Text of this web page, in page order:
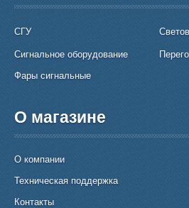
СГУ
Сигнальное оборудование
Фары сигнальные
О магазине
О компании
Техническая поддержка
Контакты